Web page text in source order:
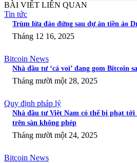
BÀI VIẾT LIÊN QUAN
Tin tức
Trùm lừa đảo đứng sau dự án tiền ảo
Tháng 12 16, 2025
Bitcoin News
Nhà đầu tư ‘cá voi’ đang gom Bitcoin
Tháng mười một 28, 2025
Quy định pháp lý
Nhà đầu tư Việt Nam có thể bị phạt tới
trên sàn không phép
Tháng mười một 24, 2025
Bitcoin News